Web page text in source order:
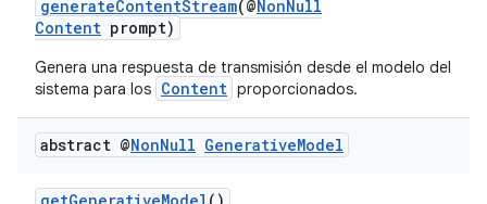
generateContentStream(@NonNull
Content prompt)
Genera una respuesta de transmisión desde el modelo del
sistema para los Content proporcionados.
abstract @NonNull GenerativeModel